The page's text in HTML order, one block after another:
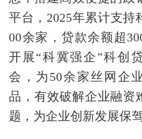
平台，2025年累计支持
00余家，贷款余额超
开展“科冀强企”科创
会，为50余家丝网企
品，有效破解企业融资
题，为企业创新发展保驾